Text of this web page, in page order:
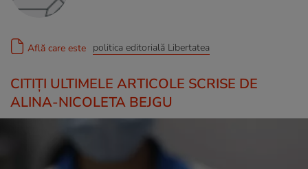
Află care este politica editorială Libertatea
CITIȚI ULTIMELE ARTICOLE SCRISE DE
ALINA-NICOLETA BEJGU